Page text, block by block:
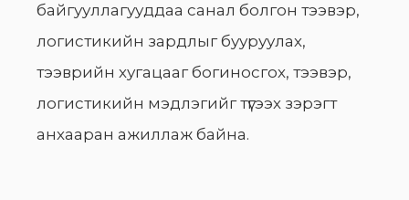
байгууллагууддаа санал болгон тээвэр,
логистикийн зардлыг бууруулах,
тээврийн хугацааг богиносгох, тээвэр,
логистикийн мэдлэгийг түгээх зэрэгт
анхааран ажиллаж байна.